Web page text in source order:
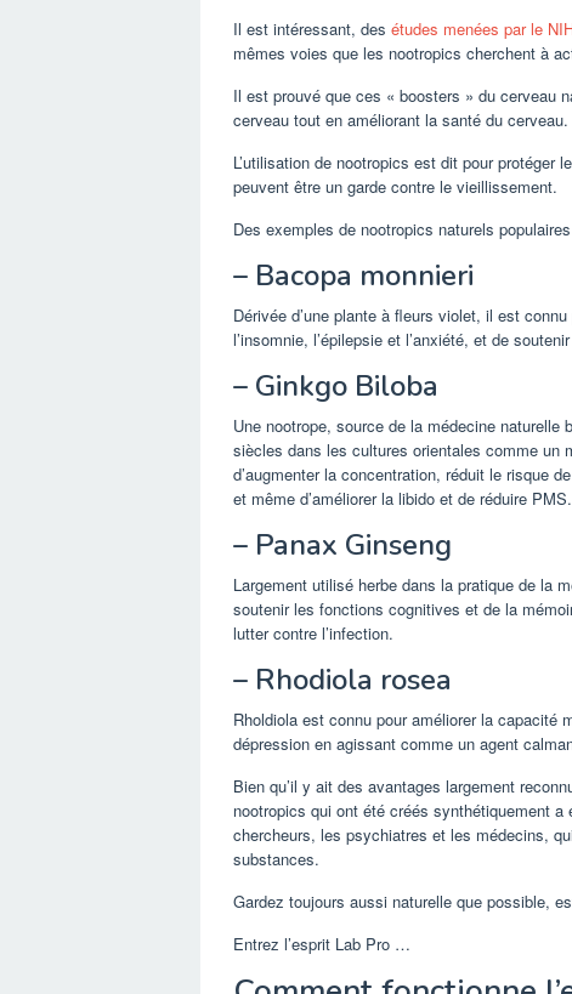
Il est intéressant, des études menées par le
mêmes voies que les nootropics cherchent à
Il est prouvé que ces « boosters » du cerveau
cerveau tout en améliorant la santé du cerveau.
L’utilisation de nootropics est dit pour
peuvent être un garde contre le vieillissement.
Des exemples de nootropics naturels
– Bacopa monnieri
Dérivée d’une plante à fleurs violet, il est
l’insomnie, l’épilepsie et l’anxiété, et de
– Ginkgo Biloba
Une nootrope, source de la médecine
siècles dans les cultures orientales comme un
d’augmenter la concentration, réduit le risque
et même d’améliorer la libido et de réduire
– Panax Ginseng
Largement utilisé herbe dans la pratique de la
soutenir les fonctions cognitives et de la
lutter contre l’infection.
– Rhodiola rosea
Rholdiola est connu pour améliorer la capacité
dépression en agissant comme un agent
Bien qu’il y ait des avantages largement
nootropics qui ont été créés synthétiquement
chercheurs, les psychiatres et les médecins,
substances.
Gardez toujours aussi naturelle que possible,
Entrez l’esprit Lab Pro …